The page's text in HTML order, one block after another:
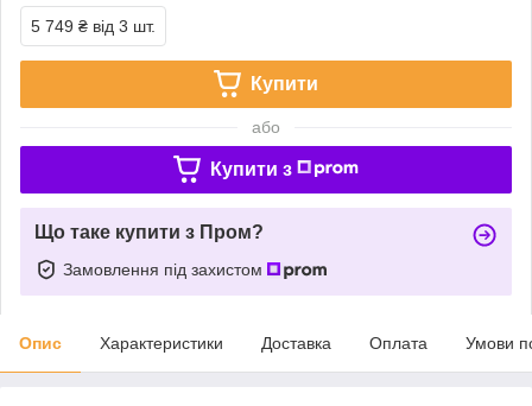
5 749 ₴ від 3 шт.
Купити
або
Купити з
Що таке купити з Пром?
Замовлення під захистом
Опис Характеристики Доставка Оплата Умови